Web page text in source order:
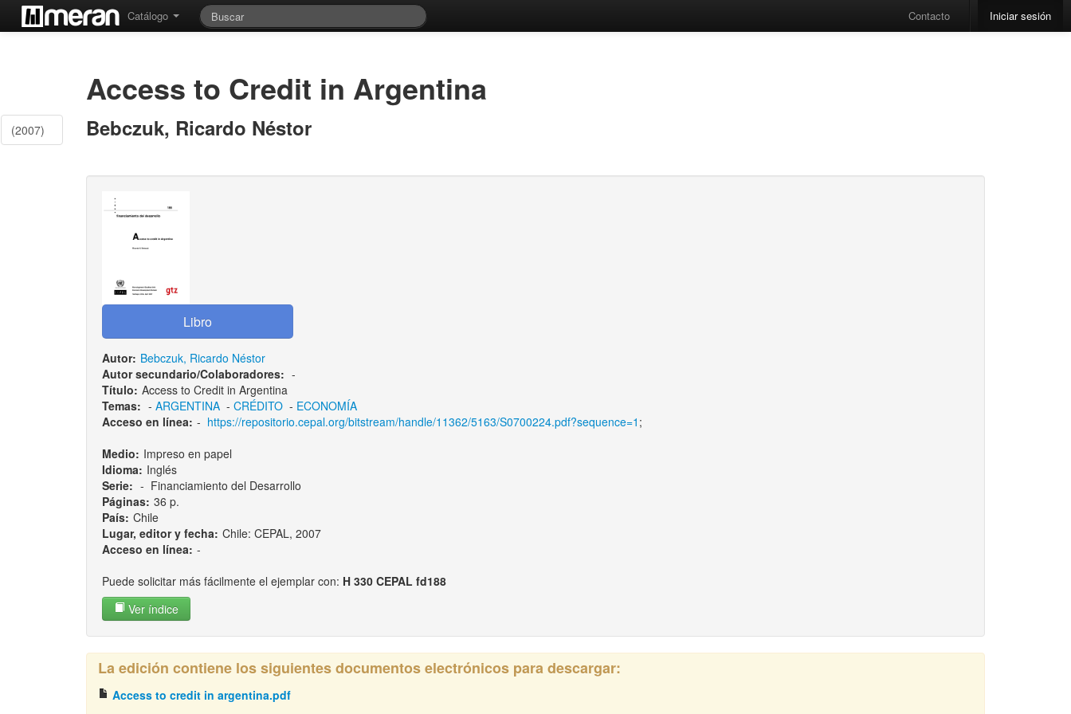
Catálogo Contacto Iniciar sesión
(2007)
Access to Credit in Argentina
Bebczuk, Ricardo Néstor
Autor: Bebczuk, Ricardo Néstor
Autor secundario/Colaboradores: -
Título: Access to Credit in Argentina
Temas: - ARGENTINA- CRÉDITO- ECONOMÍA
Acceso en línea: - https://repositorio.cepal.org/bitstream/handle/11362/5163/S0700224.pdf?sequence=1 ;
Medio: Impreso en papel
Idioma: Inglés
Serie: - Financiamiento del Desarrollo
Páginas: 36 p.
País: Chile
Lugar, editor y fecha: Chile: CEPAL, 2007
Acceso en línea: -
Puede solicitar más fácilmente el ejemplar con: H 330 CEPAL fd188
Ver índice
La edición contiene los siguientes documentos electrónicos para descargar:
Access to credit in argentina.pdf